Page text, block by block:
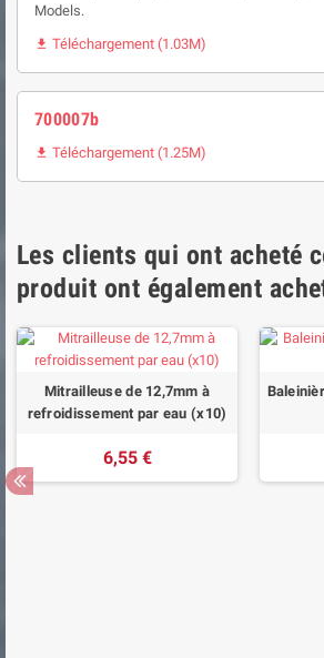
Models.
 Téléchargement (1.03M)
700007b
 Téléchargement (1.25M)
Les clients qui ont acheté
produit ont également
Mitrailleuse de 12,7mm à
refroidissement par eau (x10)
6,55 €